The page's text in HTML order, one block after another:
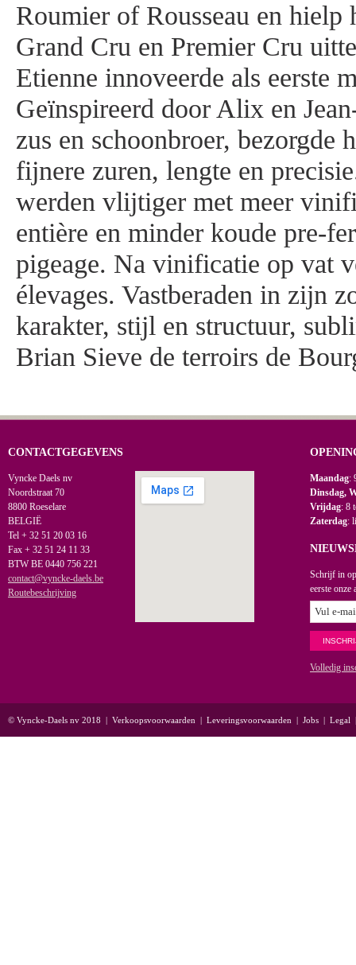
Roumier of Rousseau en hielp
Grand Cru en Premier Cru
Etienne innoveerde als eerste
Geïnspireerd door Alix en
zus en schoonbroer,
fijnere zuren, lengte en
werden vlijtiger met meer
entière en minder koude pre-
pigeage. Na vinificatie op vat
élevages. Vastberaden in zijn
karakter, stijl en structuur,
Brian Sieve de terroirs de
CONTACTGEGEVENS
Vyncke Daels nv
Noordstraat 70
8800 Roeselare
BELGIË
Tel + 32 51 20 03 16
Fax + 32 51 24 11 33
BTW BE 0440 756 221
contact@vyncke-daels.be
Routebeschrijving
Maandag:
Dinsdag,
Vrijdag: 8
Zaterdag:
Schrijf in
eerste onze
Volledig
© Vyncke-Daels nv 2018 | Verkoopsvoorwaarden | Leveringsvoorwaarden | Jobs | Legal